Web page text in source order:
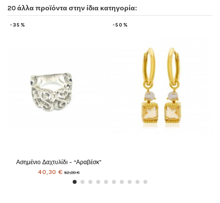
20 άλλα προϊόντα στην ίδια κατηγορία:
“Αραβέσκ”